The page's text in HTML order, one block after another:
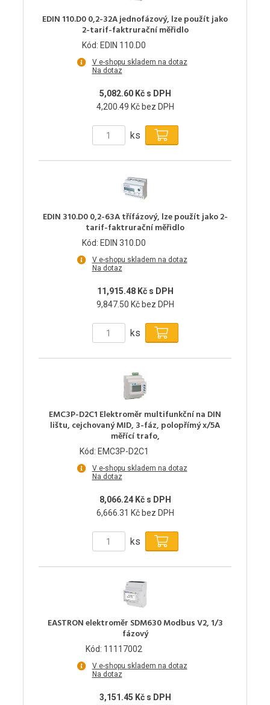
EDIN 110.D0 0,2-32A jednofázový, lze použít jako
2-tarif-faktrurační měřidlo
Kód: EDIN 110.D0
V e-shopu skladem na dotaz
Na dotaz
5,082.60 Kč s DPH
4,200.49 Kč bez DPH
ks
EDIN 310.D0 0,2-63A třífázový, lze použít jako 2-
tarif-faktrurační měřidlo
Kód: EDIN 310.D0
V e-shopu skladem na dotaz
Na dotaz
11,915.48 Kč s DPH
9,847.50 Kč bez DPH
ks
EMC3P-D2C1 Elektroměr multifunkční na DIN
lištu, cejchovaný MID, 3-fáz, polopřímý x/5A
měřící trafo,
Kód: EMC3P-D2C1
V e-shopu skladem na dotaz
Na dotaz
8,066.24 Kč s DPH
6,666.31 Kč bez DPH
ks
EASTRON elektroměr SDM630 Modbus V2, 1/3
fázový
Kód: 11117002
V e-shopu skladem na dotaz
Na dotaz
3,151.45 Kč s DPH